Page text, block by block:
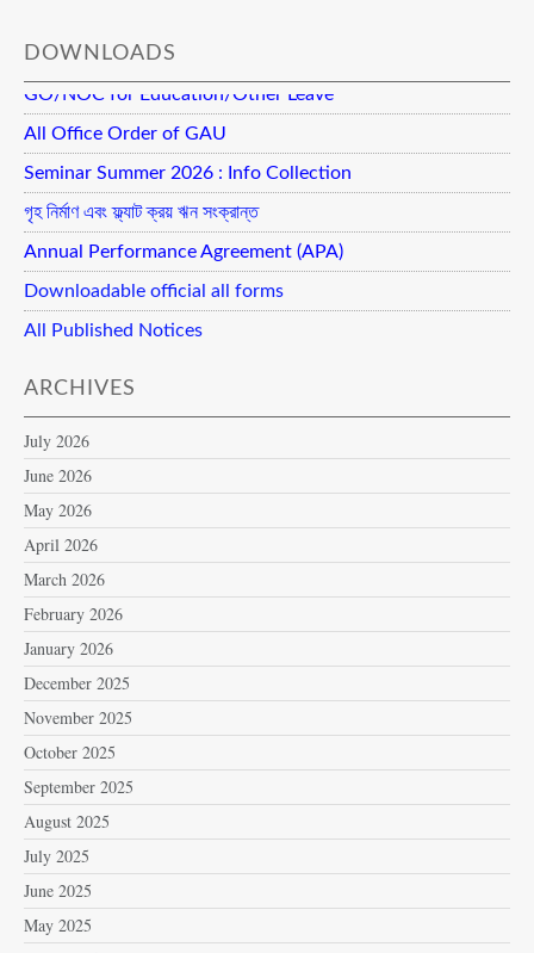
DOWNLOADS
GO/NOC for Education/Other Leave
All Office Order of GAU
Seminar Summer 2026 : Info Collection
গৃহ নির্মাণ এবং ফ্ল্যাট ক্রয় ঋন সংক্রান্ত
Annual Performance Agreement (APA)
Downloadable official all forms
All Published Notices
ARCHIVES
July 2026
June 2026
May 2026
April 2026
March 2026
February 2026
January 2026
December 2025
November 2025
October 2025
September 2025
August 2025
July 2025
June 2025
May 2025